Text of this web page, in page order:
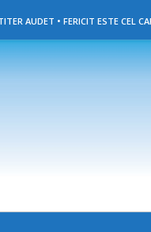
AUDET • FERICIT ESTE CEL